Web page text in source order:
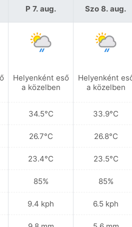
P 7. aug.
Helyenként eső
a közelben
34.5°C
26.7°C
23.4°C
85%
9.4 kph
Szo 8. aug.
Helyenként
a közelben
33.9°C
26.8°C
23.5°C
85%
6.5 kph